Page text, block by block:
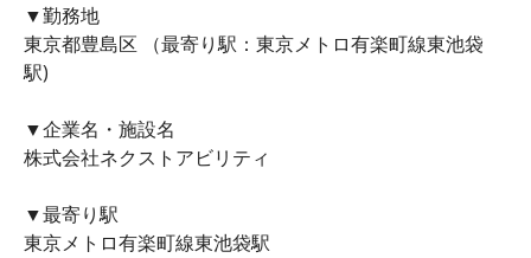
▼勤務地
東京都豊島区 （最寄り駅：東京メトロ有楽町線東池袋
駅)
▼企業名・施設名
株式会社ネクストアビリティ
▼最寄り駅
東京メトロ有楽町線東池袋駅